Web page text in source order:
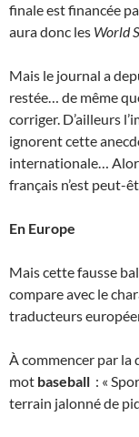
finale est financée
aura donc les World
Mais le journal a
restée… de même
corriger. D’ailleurs
ignorent cette
internationale…
français n’est peut-
En Europe
Mais cette fausse
compare avec le
traducteurs
À commencer par
mot baseball : «
terrain jalonné de